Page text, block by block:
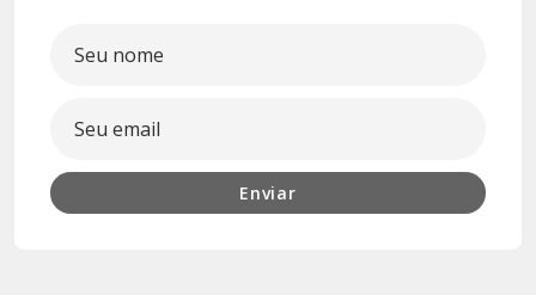
Enviar